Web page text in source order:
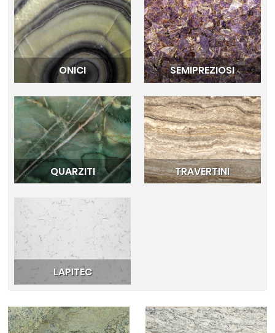
ONICI SEMIPREZIOSI
QUARZITI TRAVERTINI
LAPITEC